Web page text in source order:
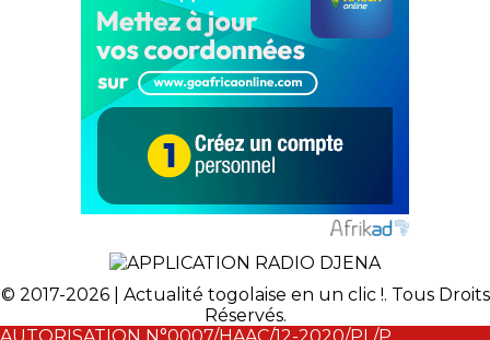
© 2017-2026 | Actualité togolaise en un clic !. Tous Droits
Réservés.